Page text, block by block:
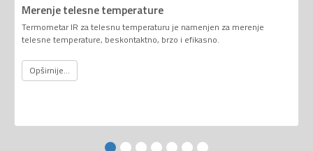
Merenje telesne temperature
Termometar IR za telesnu temperaturu je namenjen za merenje
telesne temperature, beskontaktno, brzo i efikasno.
Opširnije...